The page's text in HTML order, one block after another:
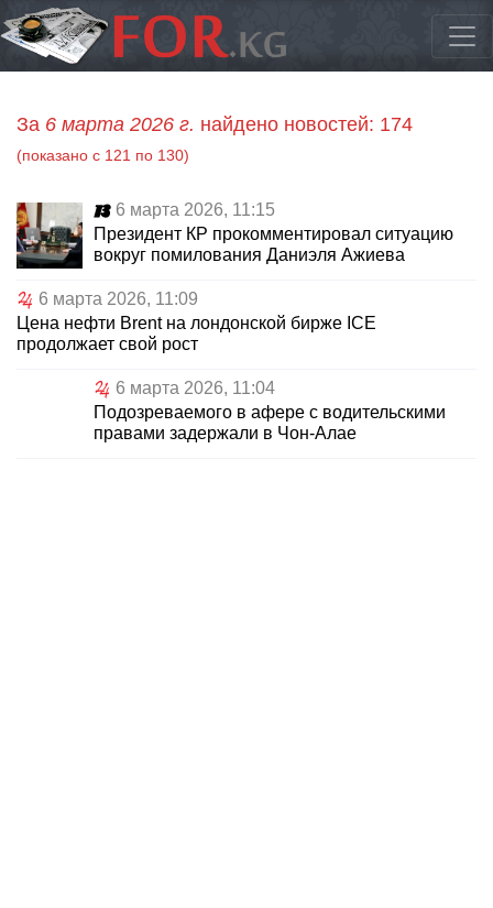
За 6 марта 2026 г. найдено новостей: 174
(показано с 121 по 130)
6 марта 2026, 11:15
Президент КР прокомментировал ситуацию
вокруг помилования Даниэля Ажиева
6 марта 2026, 11:09
Цена нефти Brent на лондонской бирже ICE
продолжает свой рост
6 марта 2026, 11:04
Подозреваемого в афере с водительскими
правами задержали в Чон-Алае